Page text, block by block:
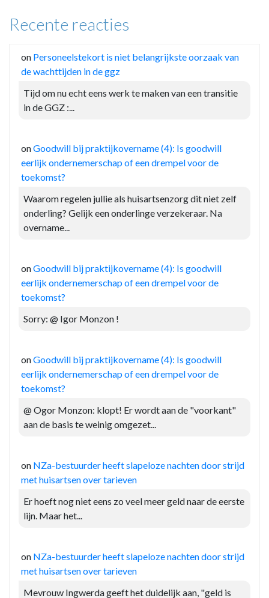
Recente reacties
on Personeelstekort is niet belangrijkste oorzaak van
de wachttijden in de ggz
Tijd om nu echt eens werk te maken van een transitie
in de GGZ :...
onGoodwill bij praktijkovername (4): Is goodwill
eerlijk ondernemerschap of een drempel voor de
toekomst?
Waarom regelen jullie als huisartsenzorg dit niet zelf
onderling? Gelijk een onderlinge verzekeraar. Na
overname...
onGoodwill bij praktijkovername (4): Is goodwill
eerlijk ondernemerschap of een drempel voor de
toekomst?
Sorry: @ Igor Monzon !
onGoodwill bij praktijkovername (4): Is goodwill
eerlijk ondernemerschap of een drempel voor de
toekomst?
@ Ogor Monzon: klopt! Er wordt aan de "voorkant"
aan de basis te weinig omgezet...
on NZa-bestuurder heeft slapeloze nachten door strijd
met huisartsen over tarieven
Er hoeft nog niet eens zo veel meer geld naar de eerste
lijn. Maar het...
on NZa-bestuurder heeft slapeloze nachten door strijd
met huisartsen over tarieven
Mevrouw Ingwerda geeft het duidelijk aan, "geld is